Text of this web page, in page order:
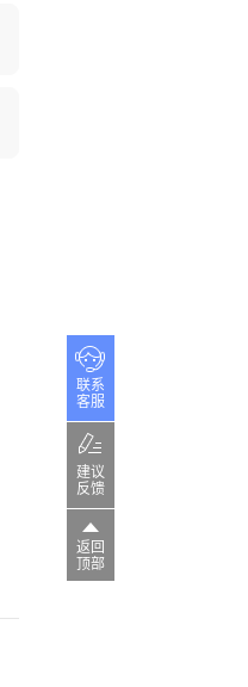
联系
客服
建议
反馈
返回
顶部